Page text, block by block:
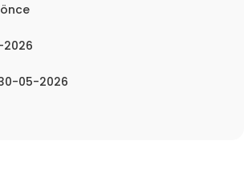
05-2026